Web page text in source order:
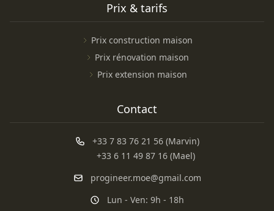
Prix & tarifs
Prix construction maison
Prix rénovation maison
Prix extension maison
Contact
+33 7 83 76 21 56 (Marvin)
+33 6 11 49 87 16 (Mael)
progineer.moe@gmail.com
Lun - Ven: 9h - 18h